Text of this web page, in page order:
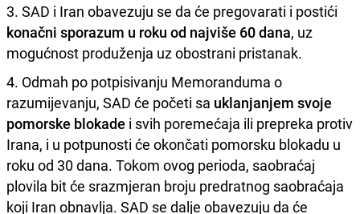
3. SAD i Iran obavezuju se da će pregovarati i postići
konačni sporazum u roku od najviše 60 dana, uz
mogućnost produženja uz obostrani pristanak.
4. Odmah po potpisivanju Memoranduma o
razumijevanju, SAD će početi sa uklanjanjem svoje
pomorske blokade i svih poremećaja ili prepreka protiv
Irana, i u potpunosti će okončati pomorsku blokadu u
roku od 30 dana. Tokom ovog perioda, saobraćaj
plovila bit će srazmjeran broju predratnog saobraćaja
koji Iran obnavlja. SAD se dalje obavezuju da će